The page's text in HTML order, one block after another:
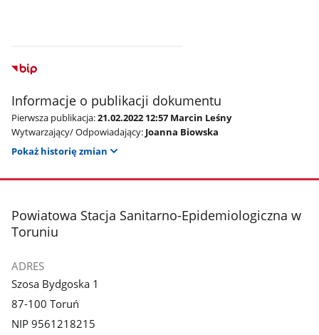
Informacje o publikacji dokumentu
Pierwsza publikacja:21.02.2022 12:57 Marcin Leśny
Wytwarzający/ Odpowiadający: Joanna Biowska
Pokaż historię zmian
stopka
Powiatowa Stacja Sanitarno-Epidemiologiczna w
Toruniu
ADRES
Szosa Bydgoska 1
87-100 Toruń
NIP 9561218215